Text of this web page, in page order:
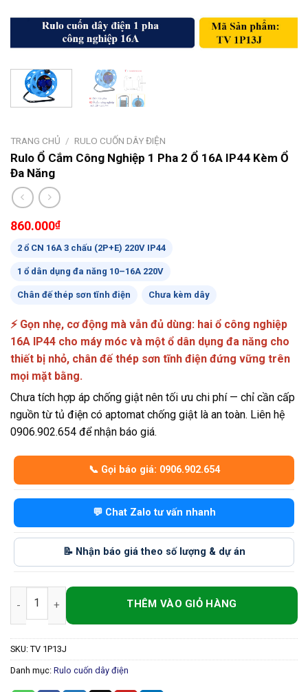
TRANG CHỦ / RULO CUỐN DÂY ĐIỆN
Rulo Ổ Cắm Công Nghiệp 1 Pha 2 Ổ 16A IP44 Kèm Ổ
Đa Năng
860.000₫
2 ổ CN 16A 3 chấu (2P+E) 220V IP44
1 ổ dân dụng đa năng 10–16A 220V
Chân đế thép sơn tĩnh điện Chưa kèm dây
⚡ Gọn nhẹ, cơ động mà vẫn đủ dùng: hai ổ công nghiệp
16A IP44 cho máy móc và một ổ dân dụng đa năng cho
thiết bị nhỏ, chân đế thép sơn tĩnh điện đứng vững trên
mọi mặt bằng.
Chưa tích hợp áp chống giật nên tối ưu chi phí — chỉ cần cấp
nguồn từ tủ điện có aptomat chống giật là an toàn. Liên hệ
0906.902.654 để nhận báo giá.
📞 Gọi báo giá: 0906.902.654
💬 Chat Zalo tư vấn nhanh
📝 Nhận báo giá theo số lượng & dự án
Rulo Ổ Cắm Công Nghiệp 1 Pha 2 Ổ 16A IP44 Kèm Ổ Đa Năng
SKU: TV 1P13J
Danh mục: Rulo cuốn dây điện